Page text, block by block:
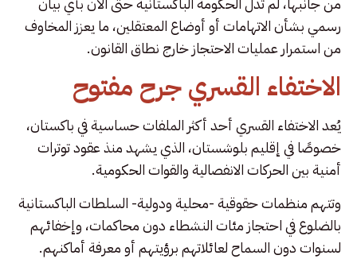
رسمي بشأن الاتهامات أو أوضاع المعتقلين، ما يعزز المخاوف
من استمرار عمليات الاحتجاز خارج نطاق القانون.
الاختفاء القسري جرح مفتوح
يُعد الاختفاء القسري أحد أكثر الملفات حساسية في باكستان،
خصوصًا في إقليم بلوشستان، الذي يشهد منذ عقود توترات
أمنية بين الحركات الانفصالية والقوات الحكومية.
وتتهم منظمات حقوقية -محلية ودولية- السلطات الباكستانية
بالضلوع في احتجاز مئات النشطاء دون محاكمات، وإخفائهم
لسنوات دون السماح لعائلاتهم برؤيتهم أو معرفة أماكنهم.